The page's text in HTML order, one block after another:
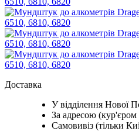
Доставка
У відділення Нової
За адресою
Самовивіз (тільки